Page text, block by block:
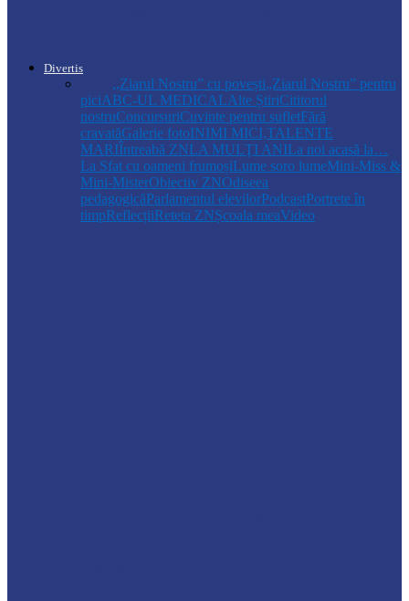
Divertis
,,Ziarul Nostru” cu povești„Ziarul Nostru” pentru
piciABC-UL MEDICALAlte ȘtiriCititorul
nostruConcursuriCuvinte pentru sufletFără
cravatăGalerie fotoINIMI MICI,TALENTE
MARIÎntreabă ZNLA MULŢI ANILa noi acasă la…
La Sfat cu oameni frumoșiLume soro lumeMini-Miss &
Mini-MisterObiectiv ZNOdiseea
pedagogicăParlamentul elevilorPodcastPortrete în
timpReflecțiiReteta ZNȘcoala meaVideo